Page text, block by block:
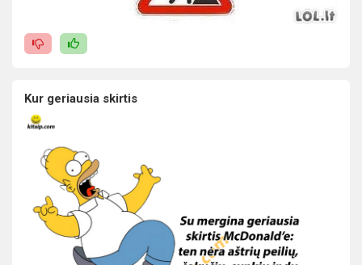
Kur geriausia skirtis